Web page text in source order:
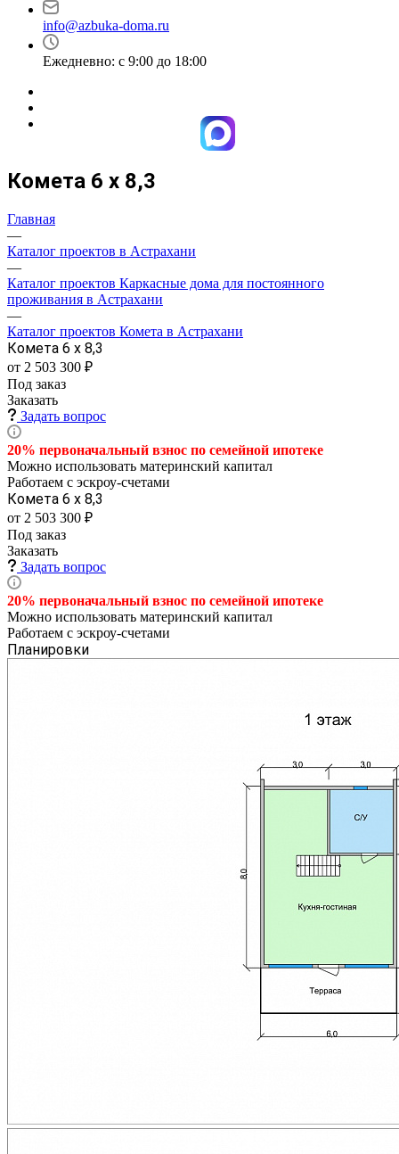
info@azbuka-doma.ru
Ежедневно: с 9:00 до 18:00
Комета 6 х 8,3
Главная
—
Каталог проектов в Астрахани
—
Каталог проектов Каркасные дома для постоянного
проживания в Астрахани
—
Каталог проектов Комета в Астрахани
Комета 6 х 8,3
от 2 503 300 ₽
Под заказ
Заказать
Задать вопрос
20% первоначальный взнос по семейной ипотеке
Можно использовать материнский капитал
Работаем с эскроу-счетами
Комета 6 х 8,3
от 2 503 300 ₽
Под заказ
Заказать
Задать вопрос
20% первоначальный взнос по семейной ипотеке
Можно использовать материнский капитал
Работаем с эскроу-счетами
Планировки